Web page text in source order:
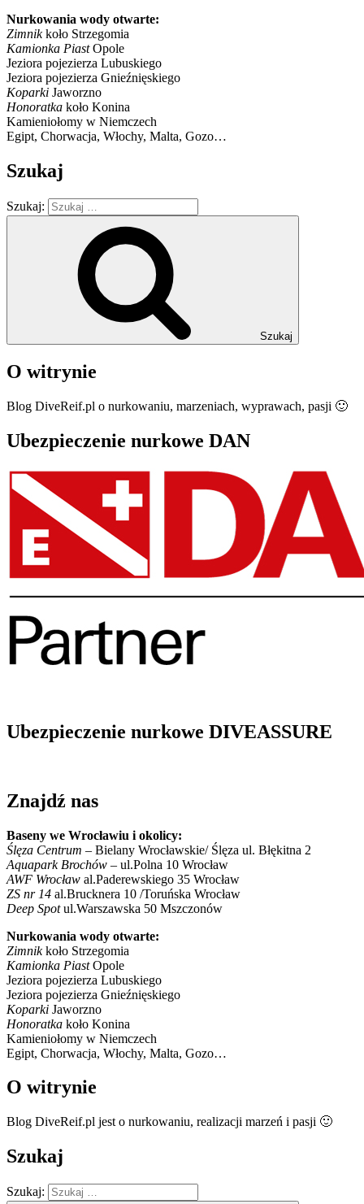
Nurkowania wody otwarte:
Zimnikkoło Strzegomia
Kamionka PiastOpole
Jeziora pojezierza Lubuskiego
Jeziora pojezierza Gnieźnięskiego
Koparki Jaworzno
Honoratka koło Konina
Kamieniołomy w Niemczech
Egipt, Chorwacja, Włochy, Malta, Gozo…
Szukaj
Szukaj:
Szukaj
O witrynie
Blog DiveReif.pl o nurkowaniu, marzeniach, wyprawach, pasji 🙂
Ubezpieczenie nurkowe DAN
Ubezpieczenie nurkowe DIVEASSURE
Znajdź nas
Baseny we Wrocławiu i okolicy:
Ślęza Centrum – Bielany Wrocławskie/ Ślęza ul. Błękitna 2
Aquapark Brochów – ul.Polna 10 Wrocław
AWF Wrocław al.Paderewskiego 35 Wrocław
ZS nr 14 al.Brucknera 10 /Toruńska Wrocław
Deep Spotul.Warszawska 50 Mszczonów
Nurkowania wody otwarte:
Zimnikkoło Strzegomia
Kamionka PiastOpole
Jeziora pojezierza Lubuskiego
Jeziora pojezierza Gnieźnięskiego
Koparki Jaworzno
Honoratka koło Konina
Kamieniołomy w Niemczech
Egipt, Chorwacja, Włochy, Malta, Gozo…
O witrynie
Blog DiveReif.pl jest o nurkowaniu, realizacji marzeń i pasji 🙂
Szukaj
Szukaj: